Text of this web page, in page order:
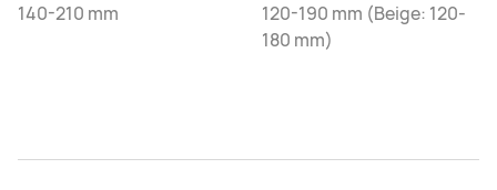
140-210 mm
120-190 mm (Beige: 120-
180 mm)